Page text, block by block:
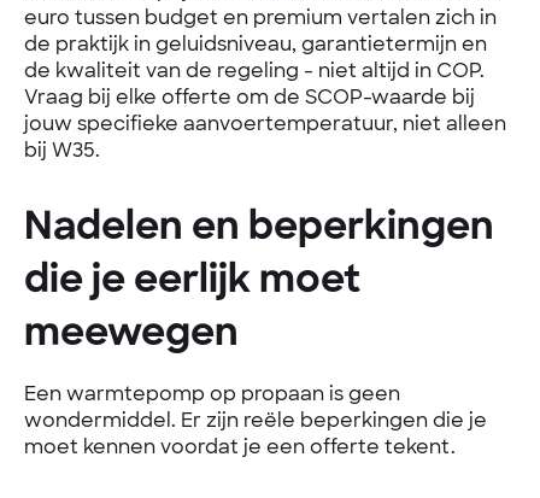
euro tussen budget en premium vertalen zich in
de praktijk in geluidsniveau, garantietermijn en
de kwaliteit van de regeling - niet altijd in COP.
Vraag bij elke offerte om de SCOP-waarde bij
jouw specifieke aanvoertemperatuur, niet alleen
bij W35.
Nadelen en beperkingen
die je eerlijk moet
meewegen
Een warmtepomp op propaan is geen
wondermiddel. Er zijn reële beperkingen die je
moet kennen voordat je een offerte tekent.